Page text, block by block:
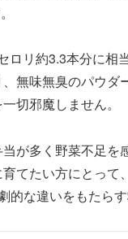
ロリ約3.3本分に相
無味無臭のパウダ
切邪魔しません。
が多く野菜不足を
てたい方にとって
的な違いをもたらす